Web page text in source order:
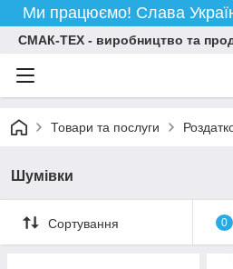
Ми працюємо! Слава
СМАК-ТЕХ - виробництво та
Товари та послуги
Шумівки
Сортування 0